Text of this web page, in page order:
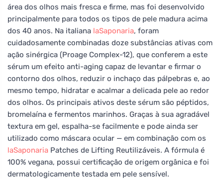
área dos olhos mais fresca e firme, mas foi desenvolvido
principalmente para todos os tipos de pele madura acima
dos 40 anos. Na italiana laSaponaria, foram
cuidadosamente combinadas doze substâncias ativas com
ação sinérgica (Proage Complex-12), que conferem a este
sérum um efeito anti-aging capaz de levantar e firmar o
contorno dos olhos, reduzir o inchaço das pálpebras e, ao
mesmo tempo, hidratar e acalmar a delicada pele ao redor
dos olhos. Os principais ativos deste sérum são péptidos,
bromelaína e fermentos marinhos. Graças à sua agradável
textura em gel, espalha-se facilmente e pode ainda ser
utilizado como máscara ocular — em combinação com os
laSaponaria Patches de Lifting Reutilizáveis. A fórmula é
100% vegana, possui certificação de origem orgânica e foi
dermatologicamente testada em pele sensível.